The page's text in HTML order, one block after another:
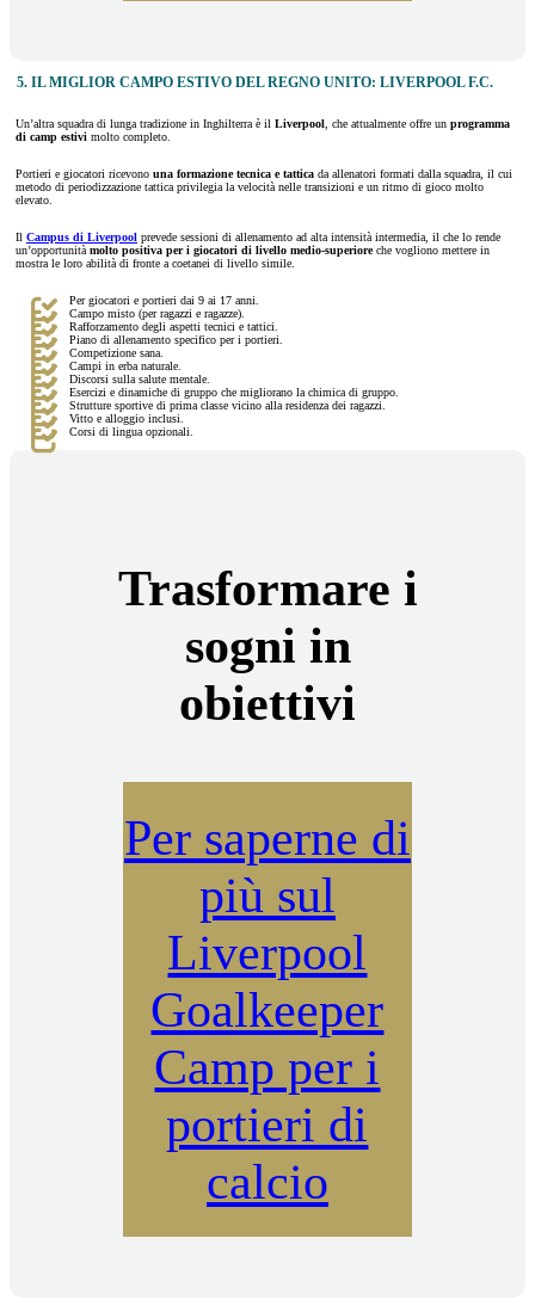
5. IL MIGLIOR CAMPO ESTIVO DEL REGNO UNITO: LIVERPOOL F.C.
Un’altra squadra di lunga tradizione in Inghilterra è il Liverpool , che attualmente offre un programma
di camp estivi molto completo.
Portieri e giocatori ricevono una formazione tecnica e tattica da allenatori formati dalla squadra, il cui
metodo di periodizzazione tattica privilegia la velocità nelle transizioni e un ritmo di gioco molto
elevato.
Il Campus di Liverpool prevede sessioni di allenamento ad alta intensità intermedia, il che lo rende
un’opportunità molto positiva per i giocatori di livello medio-superioreche vogliono mettere in
mostra le loro abilità di fronte a coetanei di livello simile.
Per giocatori e portieri dai 9 ai 17 anni.
Campo misto (per ragazzi e ragazze).
Rafforzamento degli aspetti tecnici e tattici.
Piano di allenamento specifico per i portieri.
Competizione sana.
Campi in erba naturale.
Discorsi sulla salute mentale.
Esercizi e dinamiche di gruppo che migliorano la chimica di gruppo.
Strutture sportive di prima classe vicino alla residenza dei ragazzi.
Vitto e alloggio inclusi.
Corsi di lingua opzionali.
Trasformare i
sogni in
obiettivi
Per saperne di
più sul
Liverpool
Goalkeeper
Camp per i
portieri di
calcio